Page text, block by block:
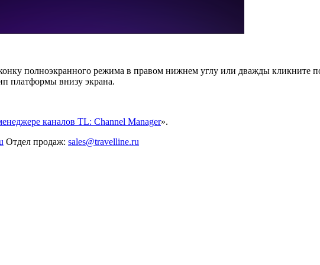
полноэкранного режима в правом нижнем углу или дважды кликните
платформы внизу экрана.
каналов TL: Channel Manager».
Отдел продаж: sales@travelline.ru